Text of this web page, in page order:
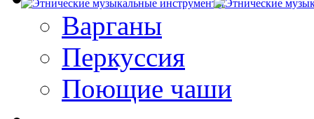
Варганы
Перкуссия
Поющие чаши